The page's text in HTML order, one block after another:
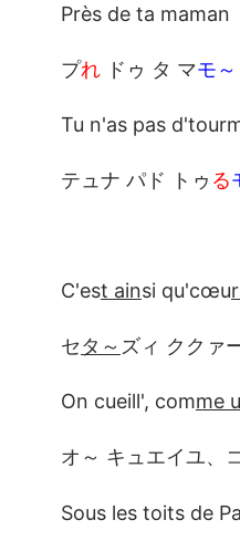
Près de ta maman
プれ ドゥ タ マモ～
Tu n'as pas
テュナ パド トゥ る
C'est ainsi qu'cœu
セタ～ ズィ ククァ
On cueill', comme u
オ～ キュエイユ、
Sous les toits de